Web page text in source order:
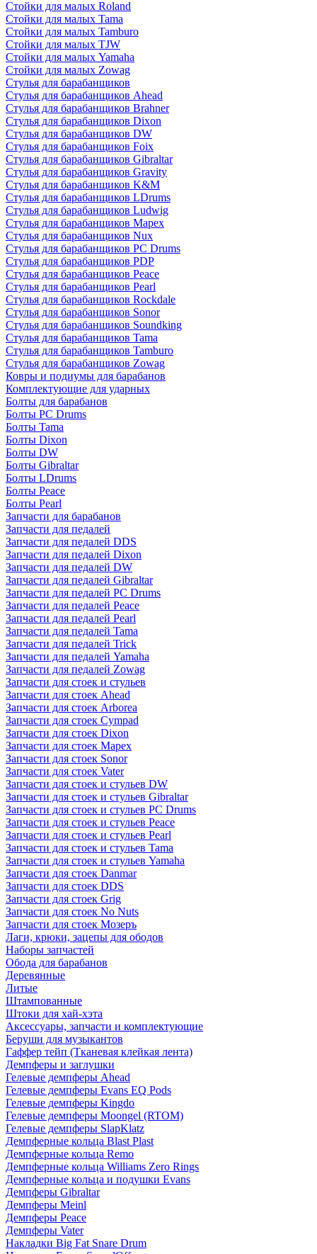
Стойки для малых Roland
Стойки для малых Tama
Стойки для малых Tamburo
Стойки для малых TJW
Стойки для малых Yamaha
Стойки для малых Zowag
Стулья для барабанщиков
Стулья для барабанщиков Ahead
Стулья для барабанщиков Brahner
Стулья для барабанщиков Dixon
Стулья для барабанщиков DW
Стулья для барабанщиков Foix
Стулья для барабанщиков Gibraltar
Стулья для барабанщиков Gravity
Стулья для барабанщиков K&M
Стулья для барабанщиков LDrums
Стулья для барабанщиков Ludwig
Стулья для барабанщиков Mapex
Стулья для барабанщиков Nux
Стулья для барабанщиков PC Drums
Стулья для барабанщиков PDP
Стулья для барабанщиков Peace
Стулья для барабанщиков Pearl
Стулья для барабанщиков Rockdale
Стулья для барабанщиков Sonor
Стулья для барабанщиков Soundking
Стулья для барабанщиков Tama
Стулья для барабанщиков Tamburo
Стулья для барабанщиков Zowag
Ковры и подиумы для барабанов
Комплектующие для ударных
Болты для барабанов
Болты PC Drums
Болты Tama
Болты Dixon
Болты DW
Болты Gibraltar
Болты LDrums
Болты Peace
Болты Pearl
Запчасти для барабанов
Запчасти для педалей
Запчасти для педалей DDS
Запчасти для педалей Dixon
Запчасти для педалей DW
Запчасти для педалей Gibraltar
Запчасти для педалей PC Drums
Запчасти для педалей Peace
Запчасти для педалей Pearl
Запчасти для педалей Tama
Запчасти для педалей Trick
Запчасти для педалей Yamaha
Запчасти для педалей Zowag
Запчасти для стоек и стульев
Запчасти для стоек Ahead
Запчасти для стоек Arborea
Запчасти для стоек Cympad
Запчасти для стоек Dixon
Запчасти для стоек Mapex
Запчасти для стоек Sonor
Запчасти для стоек Vater
Запчасти для стоек и стульев DW
Запчасти для стоек и стульев Gibraltar
Запчасти для стоек и стульев PC Drums
Запчасти для стоек и стульев Peace
Запчасти для стоек и стульев Pearl
Запчасти для стоек и стульев Tama
Запчасти для стоек и стульев Yamaha
Запчасти для стоек Danmar
Запчасти для стоек DDS
Запчасти для стоек Grig
Запчасти для стоек No Nuts
Запчасти для стоек Мозеръ
Лаги, крюки, зацепы для ободов
Наборы запчастей
Обода для барабанов
Деревянные
Литые
Штампованные
Штоки для хай-хэта
Аксессуары, запчасти и комплектующие
Беруши для музыкантов
Гаффер тейп (Тканевая клейкая лента)
Демпферы и заглушки
Гелевые демпферы Ahead
Гелевые демпферы Evans EQ Pods
Гелевые демпферы Kingdo
Гелевые демпферы Moongel (RTOM)
Гелевые демпферы SlapKlatz
Демпферные кольца Blast Plast
Демпферные кольца Remo
Демпферные кольца Williams Zero Rings
Демпферные кольца и подушки Evans
Демпферы Gibraltar
Демпферы Meinl
Демпферы Peace
Демпферы Vater
Накладки Big Fat Snare Drum